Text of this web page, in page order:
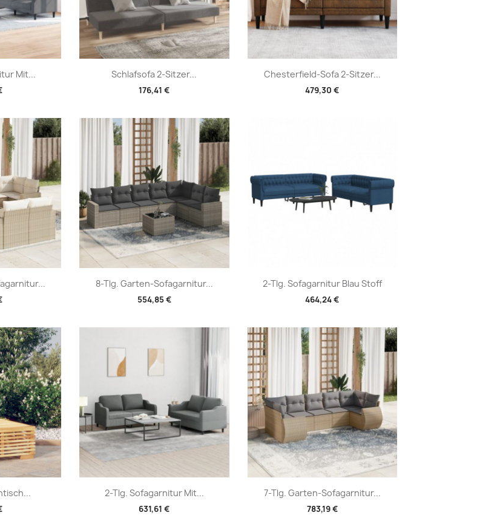
Mit... Schlafsofa 2-Sitzer...
176,41 €
Vorschau Chesterfield-Sofa 2-Sitzer...
479,30 €
Vorschau
8-Tlg. Garten-Sofagarnitur...
554,85 €
Vorschau 2-Tlg. Sofagarnitur Blau Stoff
464,24 €
Vorschau
2-Tlg. Sofagarnitur Mit...
631,61 €
Vorschau 7-Tlg. Garten-Sofagarnitur...
783,19 €
Vorschau